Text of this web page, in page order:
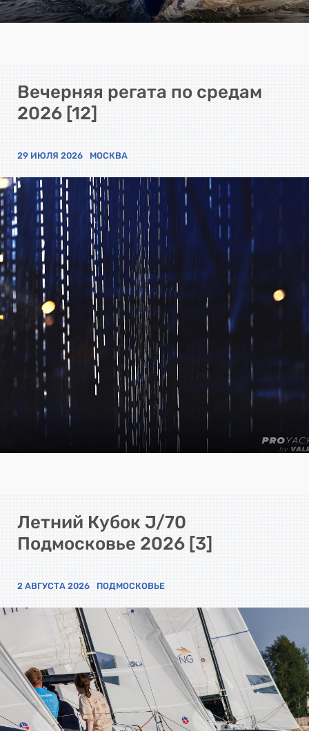
Вечерняя регата по средам
2026 [12]
29 ИЮЛЯ 2026 МОСКВА
Летний Кубок J/70
Подмосковье 2026 [3]
2 АВГУСТА 2026 ПОДМОСКОВЬЕ